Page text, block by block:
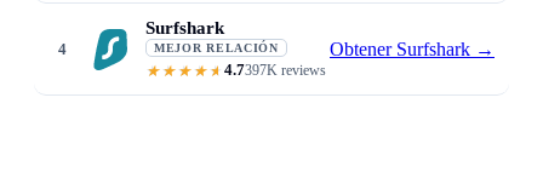
4
Surfshark
MEJOR RELACIÓN
4.7397K reviews
Obtener Surfshark →